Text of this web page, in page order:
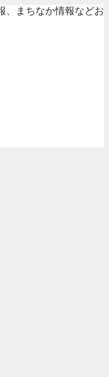
、まちなか情報などお